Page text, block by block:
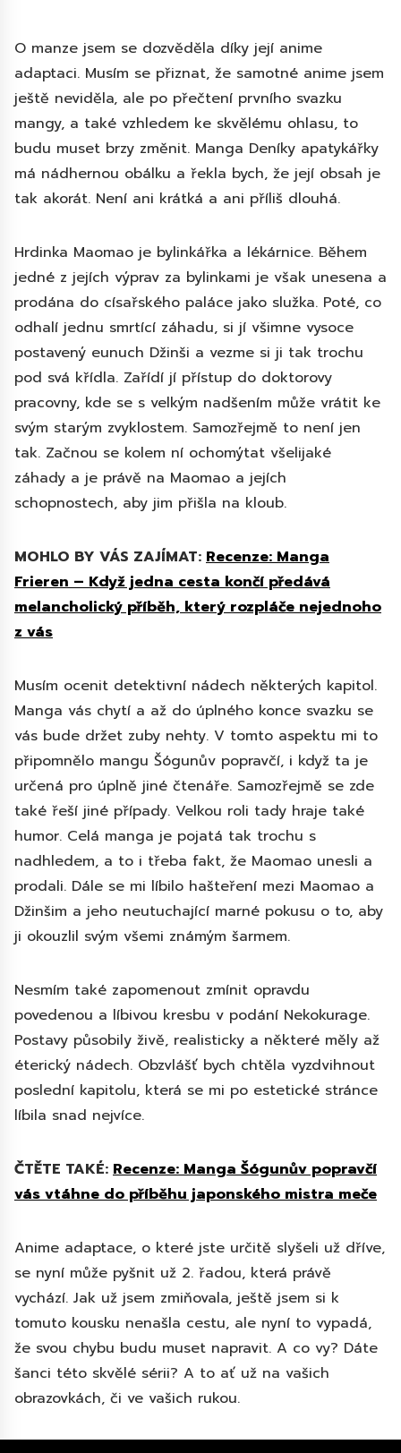
O manze jsem se dozvěděla díky její anime
adaptaci. Musím se přiznat, že samotné anime jsem
ještě neviděla, ale po přečtení prvního svazku
mangy, a také vzhledem ke skvělému ohlasu, to
budu muset brzy změnit. Manga Deníky apatykářky
má nádhernou obálku a řekla bych, že její obsah je
tak akorát. Není ani krátká a ani příliš dlouhá.
Hrdinka Maomao je bylinkářka a lékárnice. Během
jedné z jejích výprav za bylinkami je však unesena a
prodána do císařského paláce jako služka. Poté, co
odhalí jednu smrtící záhadu, si jí všimne vysoce
postavený eunuch Džinši a vezme si ji tak trochu
pod svá křídla. Zařídí jí přístup do doktorovy
pracovny, kde se s velkým nadšením může vrátit ke
svým starým zvyklostem. Samozřejmě to není jen
tak. Začnou se kolem ní ochomýtat všelijaké
záhady a je právě na Maomao a jejích
schopnostech, aby jim přišla na kloub.
MOHLO BY VÁS ZAJÍMAT: Recenze: Manga
Frieren – Když jedna cesta končí předává
melancholický příběh, který rozpláče nejednoho
z vás
Musím ocenit detektivní nádech některých kapitol.
Manga vás chytí a až do úplného konce svazku se
vás bude držet zuby nehty. V tomto aspektu mi to
připomnělo mangu Šógunův popravčí, i když ta je
určená pro úplně jiné čtenáře. Samozřejmě se zde
také řeší jiné případy. Velkou roli tady hraje také
humor. Celá manga je pojatá tak trochu s
nadhledem, a to i třeba fakt, že Maomao unesli a
prodali. Dále se mi líbilo hašteření mezi Maomao a
Džinšim a jeho neutuchající marné pokusu o to, aby
ji okouzlil svým všemi známým šarmem.
Nesmím také zapomenout zmínit opravdu
povedenou a líbivou kresbu v podání Nekokurage.
Postavy působily živě, realisticky a některé měly až
éterický nádech. Obzvlášť bych chtěla vyzdvihnout
poslední kapitolu, která se mi po estetické stránce
líbila snad nejvíce.
ČTĚTE TAKÉ: Recenze: Manga Šógunův popravčí
vás vtáhne do příběhu japonského mistra meče
Anime adaptace, o které jste určitě slyšeli už dříve,
se nyní může pyšnit už 2. řadou, která právě
vychází. Jak už jsem zmiňovala, ještě jsem si k
tomuto kousku nenašla cestu, ale nyní to vypadá,
že svou chybu budu muset napravit. A co vy? Dáte
šanci této skvělé sérii? A to ať už na vašich
obrazovkách, či ve vašich rukou.